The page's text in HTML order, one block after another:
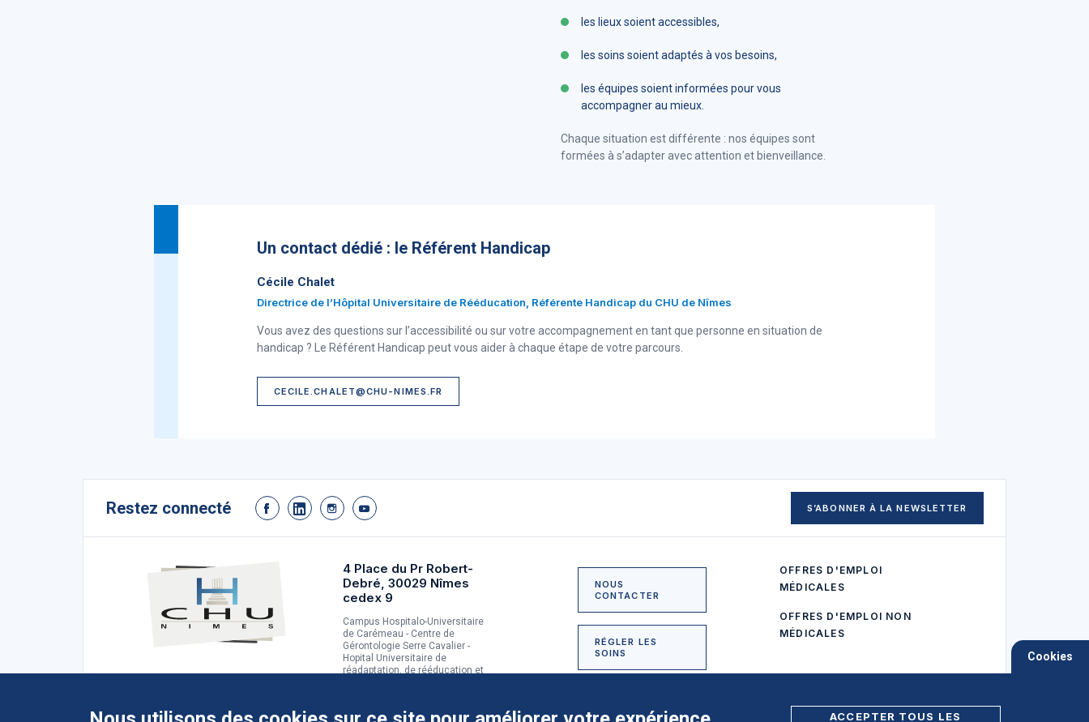
les lieux soient accessibles,
les soins soient adaptés à vos besoins,
les équipes soient informées pour vous
accompagner au mieux.
Chaque situation est différente : nos équipes sont
formées à s’adapter avec attention et bienveillance.
Un contact dédié : le Référent Handicap
Cécile Chalet
Directrice de l’Hôpital Universitaire de Rééducation, Référente Handicap du CHU de Nîmes
Vous avez des questions sur l’accessibilité ou sur votre accompagnement en tant que personne en situation de
handicap ? Le Référent Handicap peut vous aider à chaque étape de votre parcours.
CECILE.CHALET@CHU-NIMES.FR
Restez connecté S’ABONNER À LA NEWSLETTER
4 Place du Pr Robert-
Debré, 30029 Nîmes
cedex 9
Campus Hospitalo-Universitaire
de Carémeau - Centre de
Gérontologie Serre Cavalier -
Hopital Universitaire de
réadaptation, de rééducation et
NOUS
CONTACTER
RÉGLER LES
SOINS
OFFRES D'EMPLOI
MÉDICALES
OFFRES D'EMPLOI NON
MÉDICALES
Cookies
ACCEPTER TOUS LES